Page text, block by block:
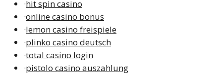
·hit spin casino
·online casino bonus
·lemon casino freispiele
·plinko casino deutsch
·total casino login
·pistolo casino auszahlung